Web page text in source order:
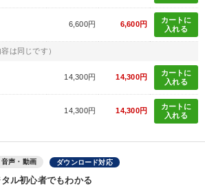
・ネットで話題 サービス
リピート
グ お金の授業 不動産投資
企業文化
6,600円 6,600円
カートに
入れる
は同じです）
14,300円 14,300円
カートに
入れる
14,300円 14,300円
カートに
入れる
音声・動画 ダウンロード対応
ル初心者でもわかる